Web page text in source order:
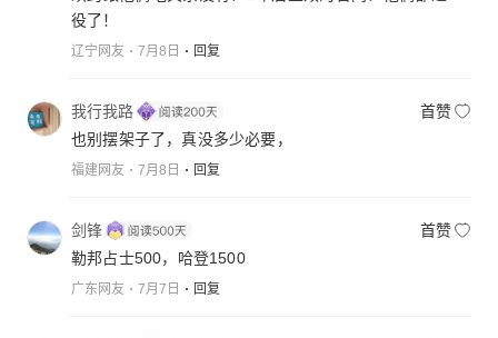
役了！
辽宁网友 7月8日 回复
我行我路
首赞
也别摆架子了，真没多少必要，
福建网友 7月8日 回复
剑锋
首赞
勒邦占士500，哈登1500
广东网友 7月7日 回复